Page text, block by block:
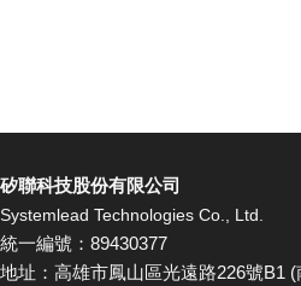
矽聯科技股份有限公司
Systemlead Technologies Co., Ltd.
統一編號：89430377
地址：高雄市鳳山區光遠路226號B1